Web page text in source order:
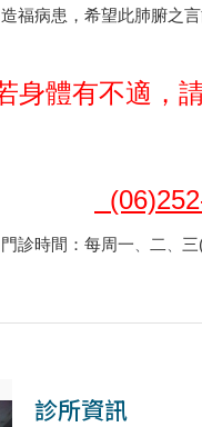
福病患，希望此肺腑之
不適，請
(06)
每周一、 二、
診所資訊